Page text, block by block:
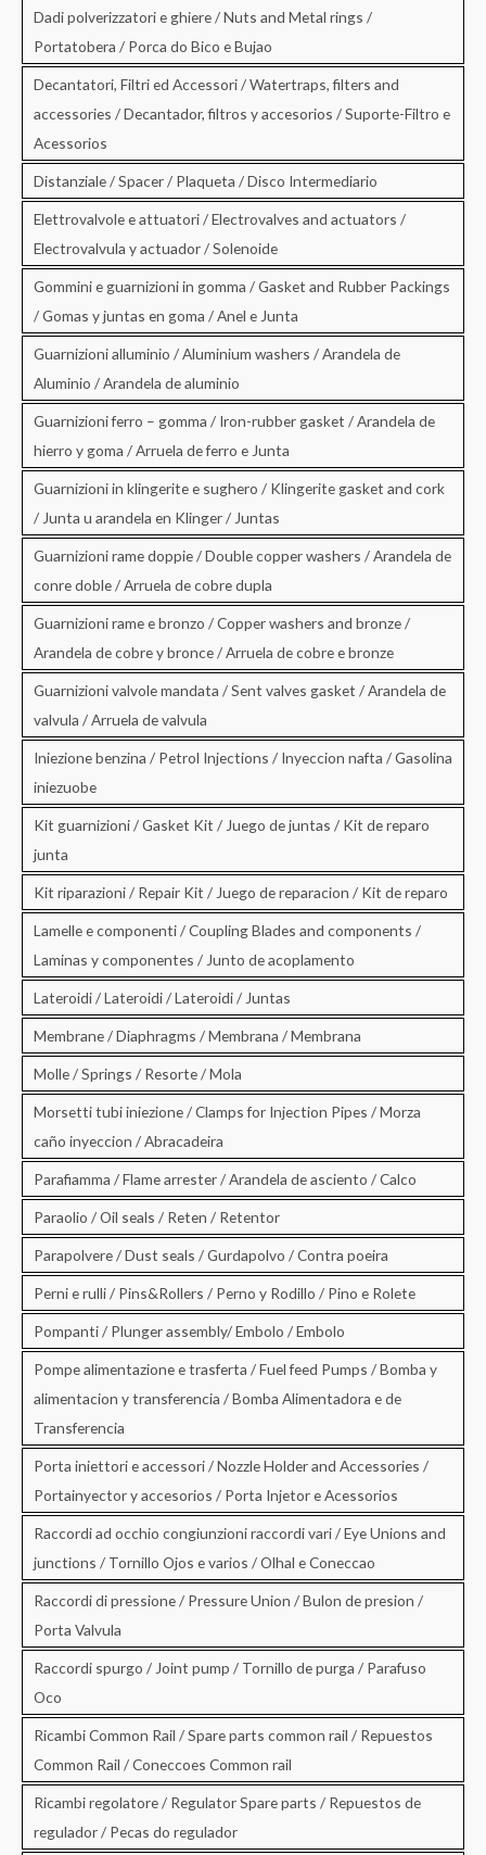
Dadi polverizzatori e ghiere / Nuts and Metal rings /
Portatobera / Porca do Bico e Bujao
Decantatori, Filtri ed Accessori / Watertraps, filters and
accessories / Decantador, filtros y accesorios / Suporte-Filtro e
Acessorios
Distanziale / Spacer / Plaqueta / Disco Intermediario
Elettrovalvole e attuatori / Electrovalves and actuators /
Electrovalvula y actuador / Solenoide
Gommini e guarnizioni in gomma / Gasket and Rubber Packings
/ Gomas y juntas en goma / Anel e Junta
Guarnizioni alluminio / Aluminium washers / Arandela de
Aluminio / Arandela de aluminio
Guarnizioni ferro – gomma / Iron-rubber gasket / Arandela de
hierro y goma / Arruela de ferro e Junta
Guarnizioni in klingerite e sughero / Klingerite gasket and cork
/ Junta u arandela en Klinger / Juntas
Guarnizioni rame doppie / Double copper washers / Arandela de
conre doble / Arruela de cobre dupla
Guarnizioni rame e bronzo / Copper washers and bronze /
Arandela de cobre y bronce / Arruela de cobre e bronze
Guarnizioni valvole mandata / Sent valves gasket / Arandela de
valvula / Arruela de valvula
Iniezione benzina / Petrol Injections / Inyeccion nafta / Gasolina
iniezuobe
Kit guarnizioni / Gasket Kit / Juego de juntas / Kit de reparo
junta
Kit riparazioni / Repair Kit / Juego de reparacion / Kit de reparo
Lamelle e componenti / Coupling Blades and components /
Laminas y componentes / Junto de acoplamento
Lateroidi / Lateroidi / Lateroidi / Juntas
Membrane / Diaphragms / Membrana / Membrana
Molle / Springs / Resorte / Mola
Morsetti tubi iniezione / Clamps for Injection Pipes / Morza
caño inyeccion / Abracadeira
Parafiamma / Flame arrester / Arandela de asciento / Calco
Paraolio / Oil seals / Reten / Retentor
Parapolvere / Dust seals / Gurdapolvo / Contra poeira
Perni e rulli / Pins&Rollers / Perno y Rodillo / Pino e Rolete
Pompanti / Plunger assembly/ Embolo / Embolo
Pompe alimentazione e trasferta / Fuel feed Pumps / Bomba y
alimentacion y transferencia / Bomba Alimentadora e de
Transferencia
Porta iniettori e accessori / Nozzle Holder and Accessories /
Portainyector y accesorios / Porta Injetor e Acessorios
Raccordi ad occhio congiunzioni raccordi vari / Eye Unions and
junctions / Tornillo Ojos e varios / Olhal e Coneccao
Raccordi di pressione / Pressure Union / Bulon de presion /
Porta Valvula
Raccordi spurgo / Joint pump / Tornillo de purga / Parafuso
Oco
Ricambi Common Rail / Spare parts common rail / Repuestos
Common Rail / Coneccoes Common rail
Ricambi regolatore / Regulator Spare parts / Repuestos de
regulador / Pecas do regulador